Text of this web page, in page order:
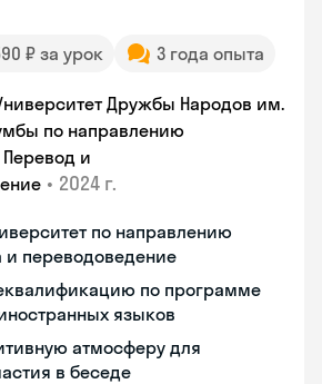
₽ за урок 3 года опыта
Дружбы Народов им.
по направлению
Перевод и
• 2024 г.
по направлению
и переводоведение
по программе
языков
атмосферу для
в беседе